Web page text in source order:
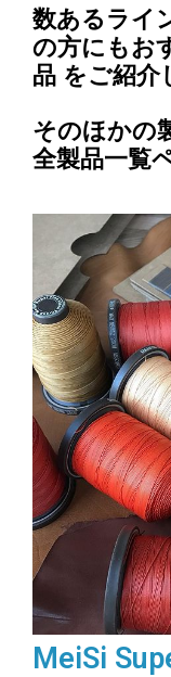
数あるライ
の方にもお
品 をご紹介
そのほかの
全製品一覧
MeiSi